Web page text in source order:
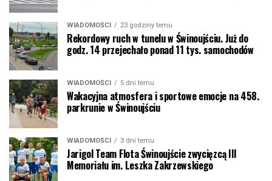
WIADOMOŚCI 23 godziny temu
Rekordowy ruch w tunelu w Świnoujściu. Już do
godz. 14 przejechało ponad 11 tys. samochodów
WIADOMOŚCI 5 dni temu
Wakacyjna atmosfera i sportowe emocje na 458.
parkrunie w Świnoujściu
WIADOMOŚCI 3 dni temu
Jarigol Team Flota Świnoujście zwycięzcą III
Memoriału im. Leszka Zakrzewskiego